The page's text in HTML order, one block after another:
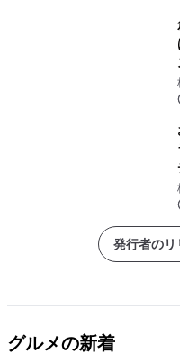
発行者のリ
グルメの新着